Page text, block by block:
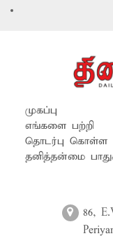
முகப்பு
எங்களை பற்றி
தொடர்பு கொள்ள
தனித்தன்மை
86,